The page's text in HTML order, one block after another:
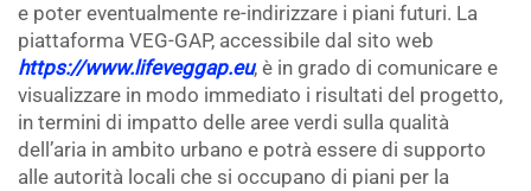
e poter eventualmente re-indirizzare i piani futuri. La
piattaforma VEG-GAP, accessibile dal sito web
https://www.lifeveggap.eu, è in grado di comunicare e
visualizzare in modo immediato i risultati del progetto,
in termini di impatto delle aree verdi sulla qualità
dell’aria in ambito urbano e potrà essere di supporto
alle autorità locali che si occupano di piani per la